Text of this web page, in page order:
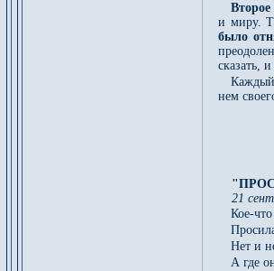
и миру.
было
сказать,
Каждый
нем
21
Кое-
Нет и
А где